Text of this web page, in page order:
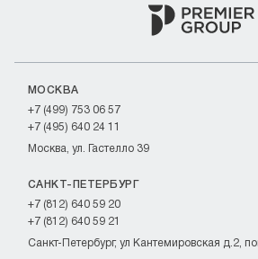
МОСКВА
+7 (499) 753 06 57
+7 (495) 640 24 11
Москва, ул. Гастелло 39
САНКТ-ПЕТЕРБУРГ
+7 (812) 640 59 20
+7 (812) 640 59 21
Санкт-Петербург, ул Кантемировская д.2,